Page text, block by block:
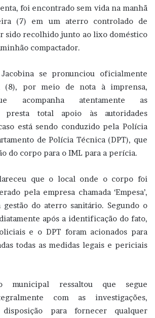
foi encontrado sem vida na manhã
(7) em um aterro controlado de
sido recolhido junto ao lixo doméstico
compactador.
se pronunciou oficialmente
(8), por meio de nota à imprensa,
acompanha atentamente as
presta total apoio às autoridades
está sendo conduzido pela Polícia
de Polícia Técnica (DPT), que
do corpo para o IML para a perícia.
que o local onde o corpo foi
pela empresa chamada ‘Empesa’,
gestão do aterro sanitário. Segundo o
após a identificação do fato,
e o DPT foram acionados para
todas as medidas legais e periciais
municipal ressaltou que segue
com as investigações,
disposição para fornecer qualquer